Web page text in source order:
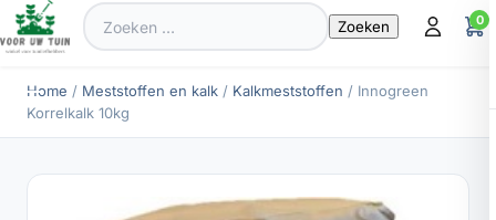
Zoeken
naar:
0
Home / Meststoffen en kalk / Kalkmeststoffen / Innogreen
Korrelkalk 10kg